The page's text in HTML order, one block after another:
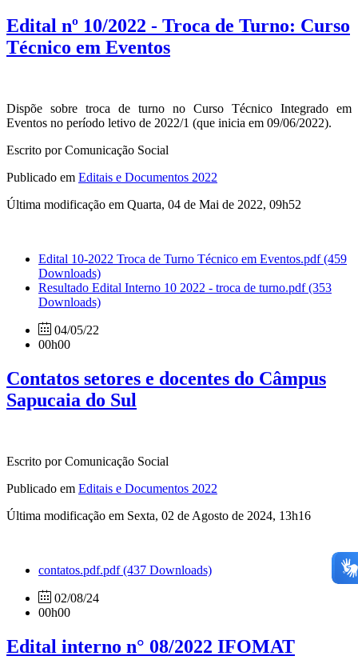
Edital nº 10/2022 - Troca de Turno: Curso
Técnico em Eventos
Dispõe sobre troca de turno no Curso Técnico Integrado em
Eventos no período letivo de 2022/1 (que inicia em 09/06/2022).
Escrito por Comunicação Social
Publicado em Editais e Documentos 2022
Última modificação em Quarta, 04 de Mai de 2022, 09h52
Edital 10-2022 Troca de Turno Técnico em Eventos.pdf(459
Downloads)
Resultado Edital Interno 10 2022 - troca de turno.pdf(353
Downloads)
04/05/22
00h00
Contatos setores e docentes do Câmpus
Sapucaia do Sul
Escrito por Comunicação Social
Publicado em Editais e Documentos 2022
Última modificação em Sexta, 02 de Agosto de 2024, 13h16
contatos.pdf.pdf(437 Downloads)
02/08/24
00h00
Edital interno n° 08/2022 IFOMAT